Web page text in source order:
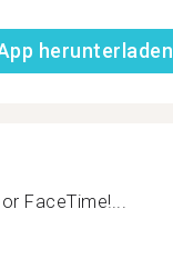
herunterladen
FaceTime!...